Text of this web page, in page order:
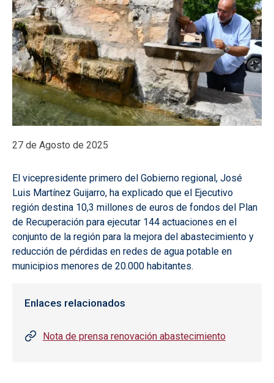
27 de Agosto de 2025
El vicepresidente primero del Gobierno regional, José
Luis Martínez Guijarro, ha explicado que el Ejecutivo
región destina 10,3 millones de euros de fondos del Plan
de Recuperación para ejecutar 144 actuaciones en el
conjunto de la región para la mejora del abastecimiento y
reducción de pérdidas en redes de agua potable en
municipios menores de 20.000 habitantes.
Enlaces relacionados
Nota de prensa renovación abastecimiento